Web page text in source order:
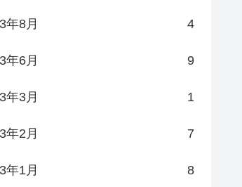
年8月 4
年6月 9
年3月 1
年2月 7
年1月 8